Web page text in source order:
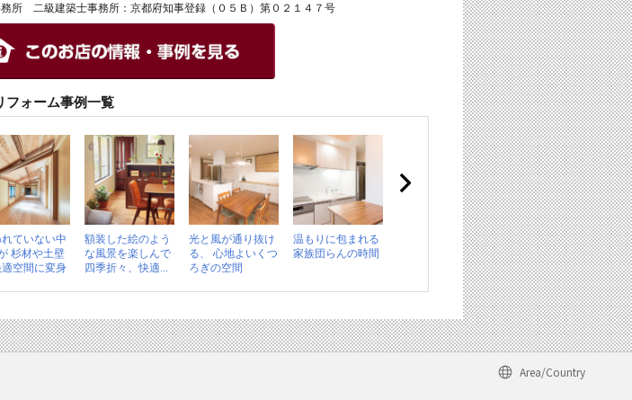
所 二級建築士事務所：京都府知事登録（０５Ｂ）第０２１４７号
ォーム事例一覧
ていない中
杉材や土壁
空間に変身
額装した絵のよう
な風景を楽しんで
四季折々、快適...
光と風が通り抜け
る、 心地よいくつ
ろぎの空間
温もりに包まれる
家族団らんの時間
Area/Country